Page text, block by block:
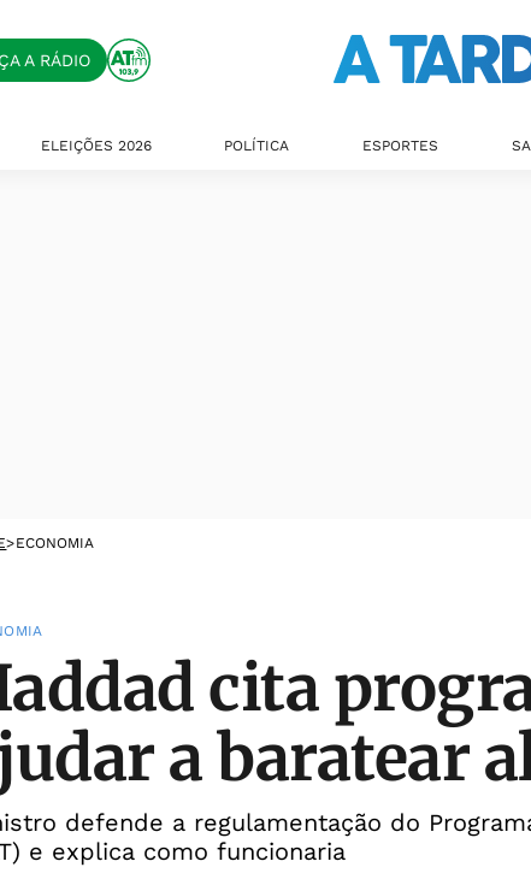
A RÁDIO
ELEIÇÕES 2026 POLÍTICA ESPORTES
>ECONOMIA
cita
a baratear
defende a regulamentação do
e explica como funcionaria